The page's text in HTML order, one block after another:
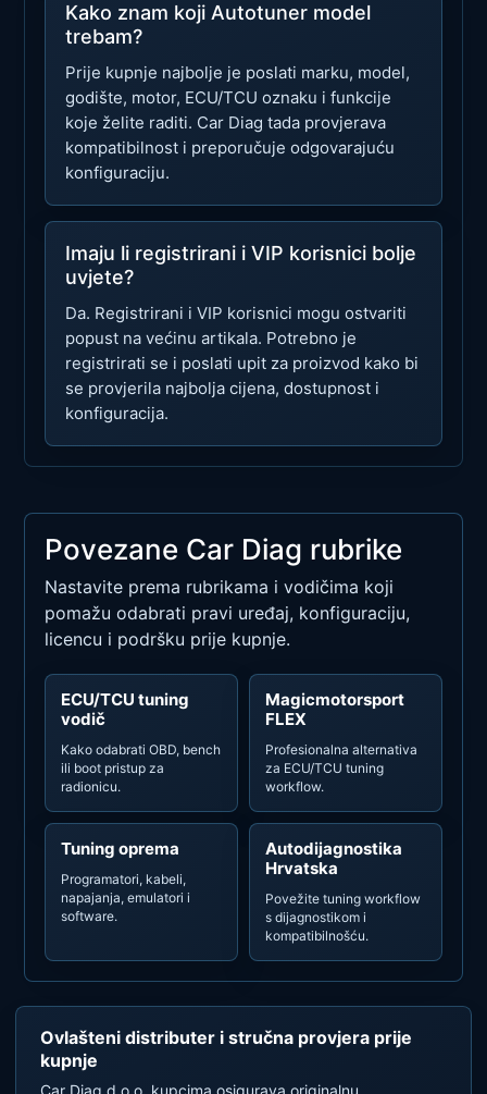
Kako znam koji Autotuner model
trebam?
Prije kupnje najbolje je poslati marku, model,
godište, motor, ECU/TCU oznaku i funkcije
koje želite raditi. Car Diag tada provjerava
kompatibilnost i preporučuje odgovarajuću
konfiguraciju.
Imaju li registrirani i VIP korisnici bolje
uvjete?
Da. Registrirani i VIP korisnici mogu ostvariti
popust na većinu artikala. Potrebno je
registrirati se i poslati upit za proizvod kako bi
se provjerila najbolja cijena, dostupnost i
konfiguracija.
Povezane Car Diag rubrike
Nastavite prema rubrikama i vodičima koji
pomažu odabrati pravi uređaj, konfiguraciju,
licencu i podršku prije kupnje.
ECU/TCU tuning
vodič
Kako odabrati OBD, bench
ili boot pristup za
radionicu.
Magicmotorsport
FLEX
Profesionalna alternativa
za ECU/TCU tuning
workflow.
Tuning oprema
Programatori, kabeli,
napajanja, emulatori i
software.
Autodijagnostika
Hrvatska
Povežite tuning workflow
s dijagnostikom i
kompatibilnošću.
Ovlašteni distributer i stručna provjera prije
kupnje
Car Diag d.o.o. kupcima osigurava originalnu